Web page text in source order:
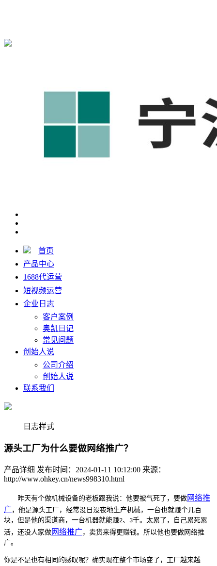
首页
产品中心
1688代运营
短视频运营
企业日志
客户案例
奥凯日记
常见问题
创始人说
公司介绍
创始人说
联系我们
日志样式
源头工厂为什么要做网络推广？
产品详细 发布时间：2024-01-11 10:12:00 来源：
http://www.ohkey.cn/news998310.html
昨天有个做机械设备的老板跟我说：他要被气死了，要做 网络推
广 ，他是源头工厂，经常没日没夜地生产机械，一台也就赚个几百
块，但是他的渠道商，一台机器就能赚2、 3千。太累了，自己累死累
活，还没人家做 网络推广 ，卖货来得更赚钱。所以他也要做网络推
广。
你是不是也有相同的感叹呢？确实现在整个市场变了，工厂越来越